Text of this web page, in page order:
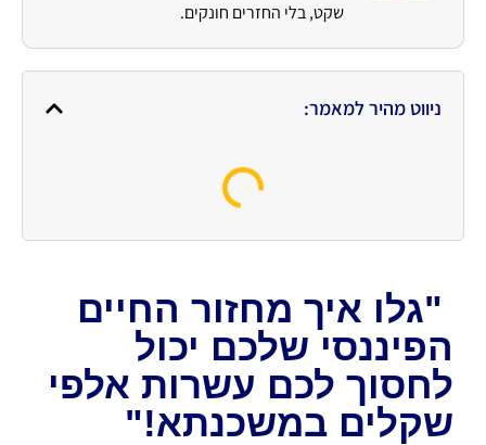
שקט, בלי החזרים חונקים.
ניווט מהיר למאמר:
"גלו איך מחזור החיים
הפיננסי שלכם יכול
לחסוך לכם עשרות אלפי
שקלים במשכנתא!"